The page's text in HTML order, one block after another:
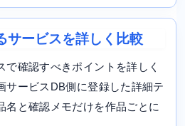
サービスを詳しく比較
で確認すべきポイントを詳しく
サービスDB側に登録した詳細テ
名と確認メモだけを作品ごとに